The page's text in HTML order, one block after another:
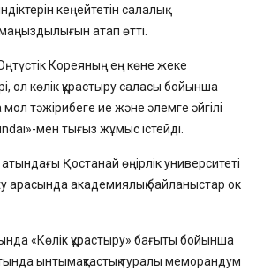
кеңейтетін салалық
маңыздылығын атап өтті.
Кореяның ең көне жеке
ол көлік құрастыру саласы бойынша
тәжірибеге ие және әлемге әйгілі
мен тығыз жұмыс істейді.
Қостанай өңірлік университеті
арасында академиялық байланыстар ок
«Көлік құрастыру» бағыты бойынша
ынтымақтастық туралы меморандум